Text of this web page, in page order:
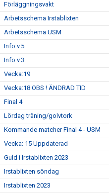
Förläggningsvakt
Arbetsschema Irstablixten
Arbetsschema USM
Info v.5
Info v.3
Vecka:19
Vecka:18 OBS ! ÄNDRAD TID
Final 4
Lördag träning/golvtork
Kommande matcher Final 4 - USM
Vecka: 15 Uppdaterad
Guld i Irstablixten 2023
Irstablixten söndag
Irstablixten 2023